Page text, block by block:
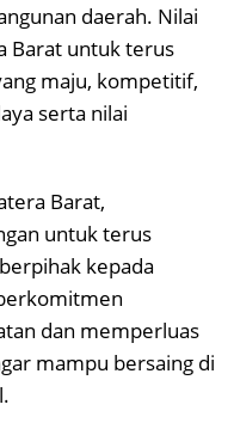
daerah. Nilai
Barat untuk terus
maju, kompetitif,
serta nilai
Barat,
untuk terus
kepada
dan memperluas
mampu bersaing di